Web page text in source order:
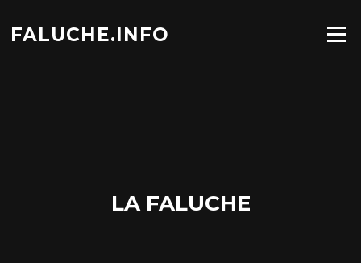
contenu
FALUCHE.INFO Menu
LA FALUCHE